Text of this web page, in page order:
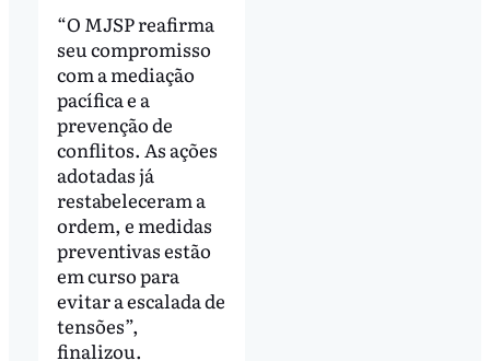
“O MJSP reafirma
seu compromisso
com a mediação
pacífica e a
prevenção de
conflitos. As ações
adotadas já
restabeleceram a
ordem, e medidas
preventivas estão
em curso para
evitar a escalada de
tensões”,
finalizou.